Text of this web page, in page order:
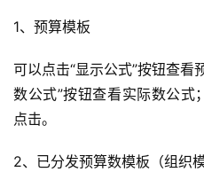
问
答
1、预算模板
可以点击“显示公式”按钮查看
数公式”按钮查看实际数公式
点击。
2、已分发预算数模板（组织